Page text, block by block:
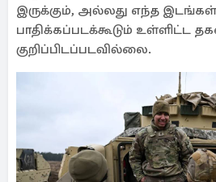
இருக்கும், அல்லது எந்த
பாதிக்கப்படக்கூடும் உள்ளிட்ட
குறிப்பிடப்படவில்லை.